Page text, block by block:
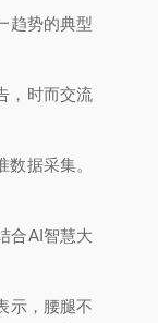
趋势的典型
，时而交流
据采集。
合AI智慧大
示，腰腿不